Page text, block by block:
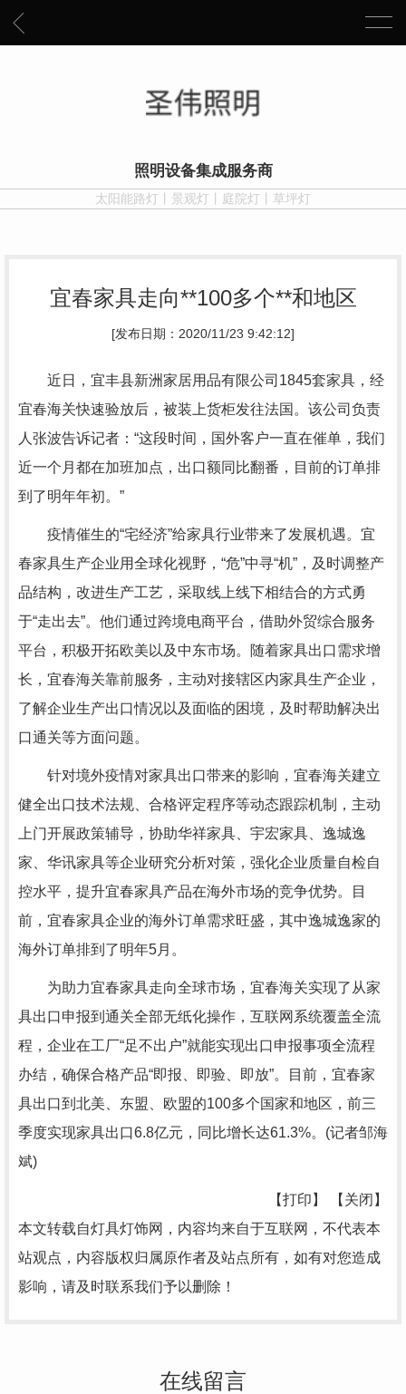
照明设备集成服务商
太阳能路灯丨景观灯丨庭院灯丨草坪灯
宜春家具走向**100多个**和地区
[发布日期：2020/11/23 9:42:12]
近日，宜丰县新洲家居用品有限公司1845套家具，经
宜春海关快速验放后，被装上货柜发往法国。该公司负责
人张波告诉记者：“这段时间，国外客户一直在催单，我们
近一个月都在加班加点，出口额同比翻番，目前的订单排
到了明年年初。”
疫情催生的“宅经济”给家具行业带来了发展机遇。宜
春家具生产企业用全球化视野，“危”中寻“机”，及时调整产
品结构，改进生产工艺，采取线上线下相结合的方式勇
于“走出去”。他们通过跨境电商平台，借助外贸综合服务
平台，积极开拓欧美以及中东市场。随着家具出口需求增
长，宜春海关靠前服务，主动对接辖区内家具生产企业，
了解企业生产出口情况以及面临的困境，及时帮助解决出
口通关等方面问题。
针对境外疫情对家具出口带来的影响，宜春海关建立
健全出口技术法规、合格评定程序等动态跟踪机制，主动
上门开展政策辅导，协助华祥家具、宇宏家具、逸城逸
家、华讯家具等企业研究分析对策，强化企业质量自检自
控水平，提升宜春家具产品在海外市场的竞争优势。目
前，宜春家具企业的海外订单需求旺盛，其中逸城逸家的
海外订单排到了明年5月。
为助力宜春家具走向全球市场，宜春海关实现了从家
具出口申报到通关全部无纸化操作，互联网系统覆盖全流
程，企业在工厂“足不出户”就能实现出口申报事项全流程
办结，确保合格产品“即报、即验、即放”。目前，宜春家
具出口到北美、东盟、欧盟的100多个国家和地区，前三
季度实现家具出口6.8亿元，同比增长达61.3%。(记者邹海
斌)
【打印】 【关闭】
本文转载自灯具灯饰网，内容均来自于互联网，不代表本
站观点，内容版权归属原作者及站点所有，如有对您造成
影响，请及时联系我们予以删除！
在线留言